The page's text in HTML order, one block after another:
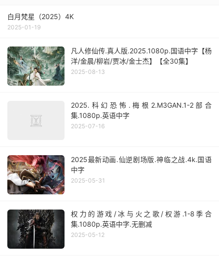
白月梵星（2025）4K
2025-01-19
凡人修仙传.真人版.2025.1080p.国语中字【杨
洋/金晨/柳岩/贾冰/金士杰】【全30集】
2025-08-13
2025.科幻恐怖.梅根2.M3GAN.1-2部合
集.1080p.英语中字
2025-07-16
2025最新动画.仙逆剧场版.神临之战.4k.国语
中字
2025-05-31
权力的游戏/冰与火之歌/权游.1-8季合
集.1080p.英语中字.无删减
2025-05-12